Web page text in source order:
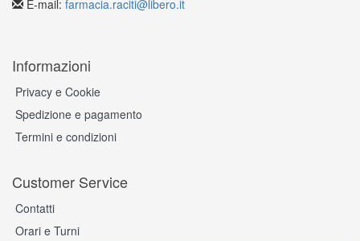
E-mail: farmacia.raciti@libero.it
Informazioni
Privacy e Cookie
Spedizione e pagamento
Termini e condizioni
Customer Service
Contatti
Orari e Turni